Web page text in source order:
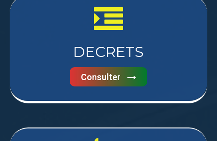
DECRETS
Consulter